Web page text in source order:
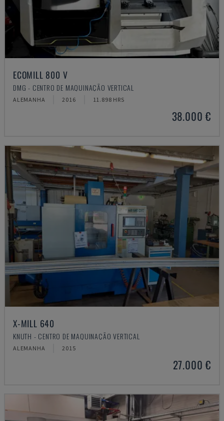
ECOMILL 800 V
DMG - CENTRO DE MAQUINAÇÃO VERTICAL
ALEMANHA 2016 11.898 HRS
38.000 €
X-MILL 640
KNUTH - CENTRO DE MAQUINAÇÃO VERTICAL
ALEMANHA 2015
27.000 €